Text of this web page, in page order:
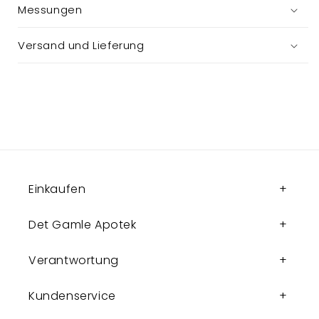
Messungen
Versand und Lieferung
Einkaufen
Det Gamle Apotek
Verantwortung
Kundenservice